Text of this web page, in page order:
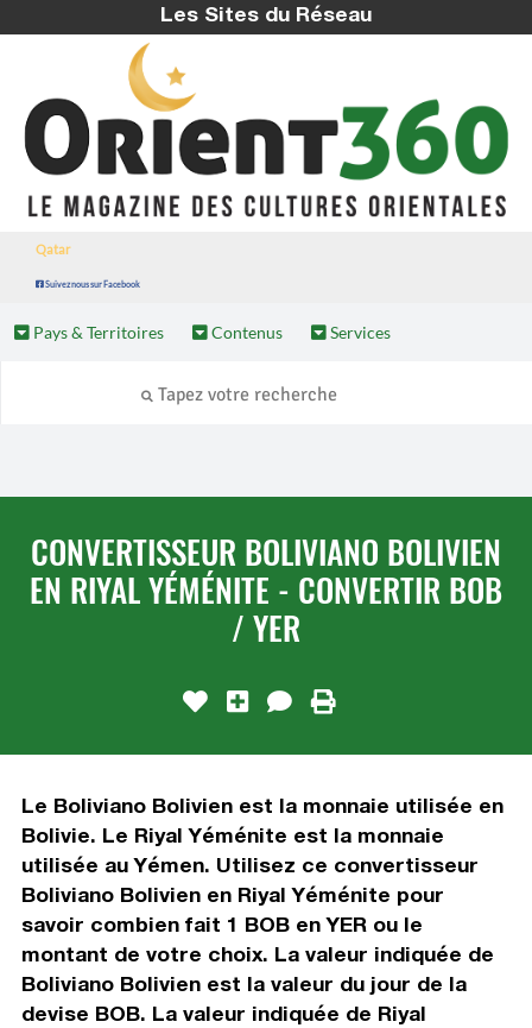
Les Sites du Réseau
Qatar
Suivez nous sur Facebook
Pays & Territoires Contenus Services
CONVERTISSEUR BOLIVIANO BOLIVIEN
EN RIYAL YÉMÉNITE - CONVERTIR BOB
/ YER
Le Boliviano Bolivien est la monnaie utilisée en
Bolivie. Le Riyal Yéménite est la monnaie
utilisée au Yémen. Utilisez ce convertisseur
Boliviano Bolivien en Riyal Yéménite pour
savoir combien fait 1 BOB en YER ou le
montant de votre choix. La valeur indiquée de
Boliviano Bolivien est la valeur du jour de la
devise BOB. La valeur indiquée de Riyal